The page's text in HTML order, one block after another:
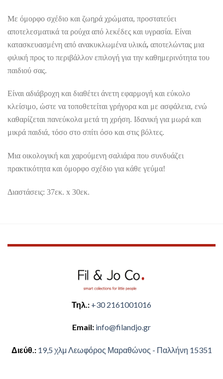
Με όμορφο σχέδιο και ζωηρά χρώματα, προστατεύει
αποτελεσματικά τα ρούχα από λεκέδες και υγρασία. Είναι
κατασκευασμένη από ανακυκλωμένα υλικά, αποτελώντας μια
φιλική προς το περιβάλλον επιλογή για την καθημερινότητα του
παιδιού σας.
Είναι αδιάβροχη και διαθέτει άνετη εφαρμογή και εύκολο
κλείσιμο, ώστε να τοποθετείται γρήγορα και με ασφάλεια, ενώ
καθαρίζεται πανεύκολα μετά τη χρήση. Ιδανική για μωρά και
μικρά παιδιά, τόσο στο σπίτι όσο και στις βόλτες.
Μια οικολογική και χαρούμενη σαλιάρα που συνδυάζει
πρακτικότητα και όμορφο σχέδιο για κάθε γεύμα!
Διαστάσεις: 37εκ. x 30εκ.
Τηλ.: +30 2161001016
Email: ​info@filandjo.gr
Διεύθ.: ​​19,5 χλμ Λεωφόρος Μαραθώνος - ​​Παλλήνη 15351